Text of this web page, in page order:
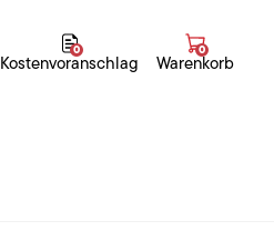
Kostenvoranschlag
0
Warenkorb
0